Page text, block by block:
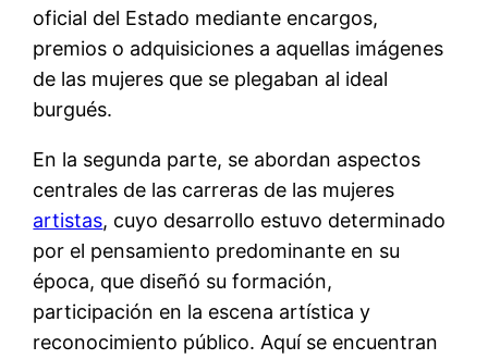
oficial del Estado mediante encargos,
premios o adquisiciones a aquellas imágenes
de las mujeres que se plegaban al ideal
burgués.
En la segunda parte, se abordan aspectos
centrales de las carreras de las mujeres
artistas, cuyo desarrollo estuvo determinado
por el pensamiento predominante en su
época, que diseñó su formación,
participación en la escena artística y
reconocimiento público. Aquí se encuentran